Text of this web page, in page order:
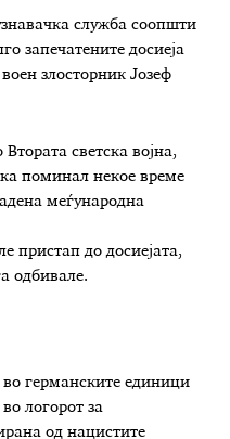
служба соопшти
запечатените досиеја
злосторник Јозеф
светска војна,
поминал некое време
меѓународна
пристап до досиејата,
одбивале.
во германските единици
логорот за
од нацистите